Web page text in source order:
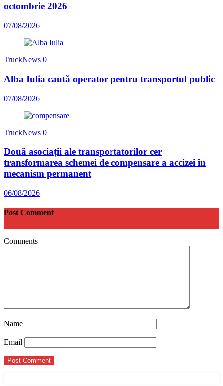
octombrie 2026
07/08/2026
TruckNews 0
Alba Iulia caută operator pentru transportul public
07/08/2026
TruckNews 0
Două asociații ale transportatorilor cer
transformarea schemei de compensare a accizei în
mecanism permanent
06/08/2026
Post Comment
Comments
Name
Email